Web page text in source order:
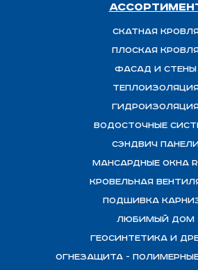
Скатная
Плоская
Фасад и стены
Водосточные
Сэндвич
Мансардные окна
Кровельная
Подшивка
Любимый Дом
Геосинтетика и
ОГНЕЗАЩИТА -